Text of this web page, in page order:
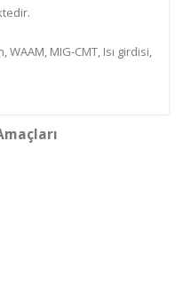
MIG-CMT, Isı girdisi,